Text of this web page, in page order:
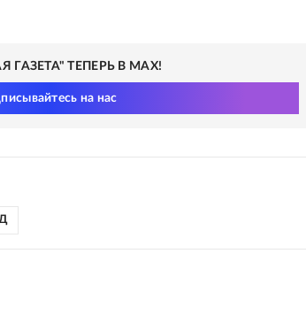
ГАЗЕТА" ТЕПЕРЬ В MAX!
на нас